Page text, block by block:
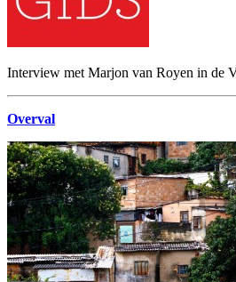
Interview met Marjon van Royen in de
Overval